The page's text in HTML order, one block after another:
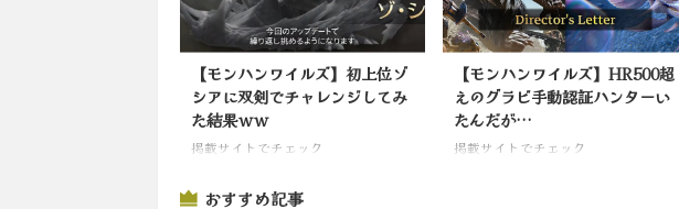
【モンハンワイルズ】初上位ゾ
シアに双剣でチャレンジしてみ
た結果ｗｗ
掲載サイトでチェック
【モンハンワイルズ】HR500超
えのグラビ手動認証ハンターい
たんだが…
掲載サイトでチェック
おすすめ記事